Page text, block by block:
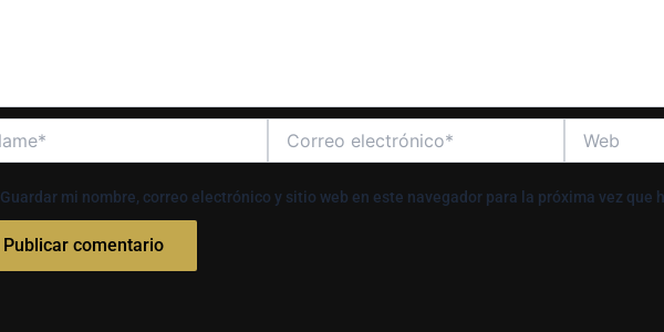
electrónico*
Guardar mi nombre, correo electrónico y sitio web en este navegador para la próxima vez que